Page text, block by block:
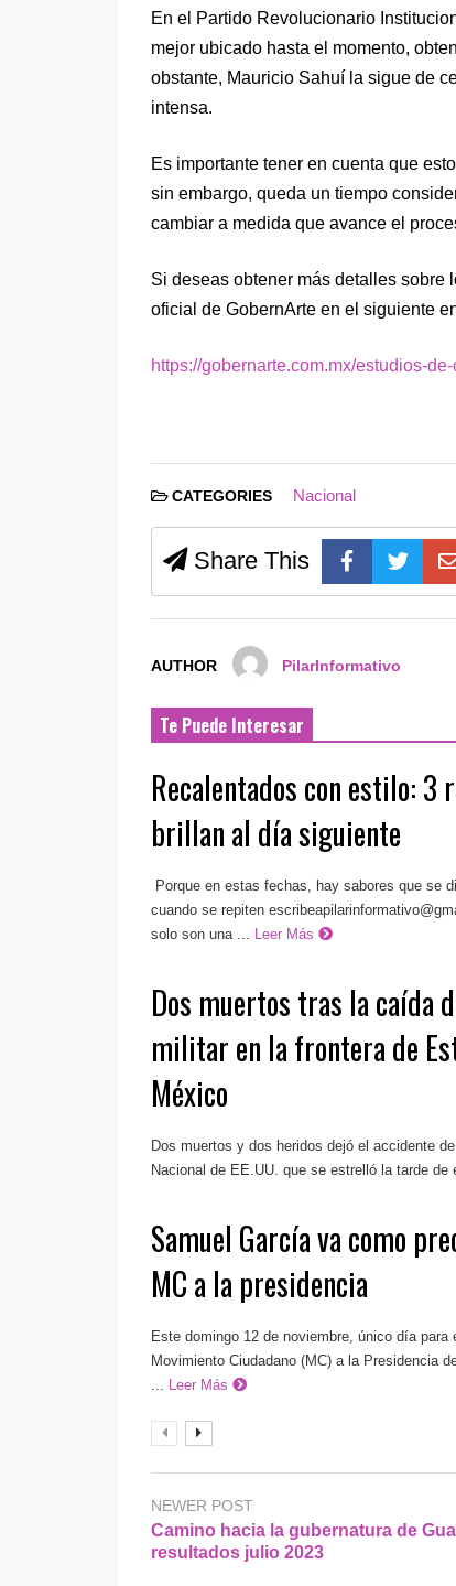
En el Partido Revolucionario
mejor ubicado hasta el momento,
obstante, Mauricio Sahuí la sigue de
intensa.
Es importante tener en cuenta que
sin embargo, queda un tiempo
cambiar a medida que avance el
Si deseas obtener más detalles sobre
oficial de GobernArte en el siguiente
https://gobernarte.com.mx/estudios-
CATEGORIES Nacional
Share This
AUTHOR PilarInformativo
Te Puede Interesar
Recalentados con estilo: 3
brillan al día siguiente
Porque en estas fechas, hay sabores que se
cuando se repiten
solo son una ... Leer Más
Dos muertos tras la caída
militar en la frontera de
México
Dos muertos y dos heridos dejó el accidente
Nacional de EE.UU. que se estrelló la tarde de
Samuel García va como
MC a la presidencia
Este domingo 12 de noviembre, único día para
Movimiento Ciudadano (MC) a la Presidencia
... Leer Más
NEWER POST
Camino hacia la gubernatura de
resultados julio 2023